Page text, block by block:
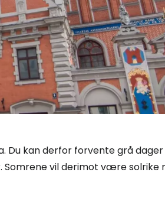
Du kan derfor forvente grå
vil derimot være solrike